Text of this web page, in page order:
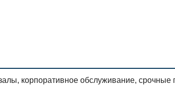
корпоративное обслуживание, срочные